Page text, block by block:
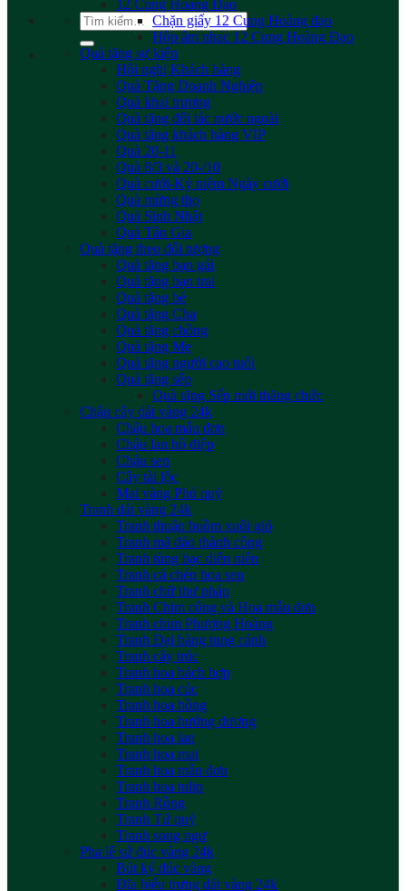
Tìm
kiếm:
12 Cung Hoàng Đạo
Chặn giấy 12 Cung Hoàng đạo
Hộp âm nhac 12 Cung Hoàng Đạo
Quà tặng sự kiện
Hội nghị Khách hàng
Quà Tặng Doanh Nghiệp
Quà khai trương
Quà tặng đối tác nước ngoài
Quà tặng khách hàng VIP
Quà 20-11
Quà 8/3 và 20-/10
Quà cưới-Kỷ niệm Ngày cưới
Quà mừng thọ
Quà Sinh Nhật
Quà Tân Gia
Quà tặng theo đối tượng
Quà tặng bạn gái
Quà tặng bạn trai
Quà tặng bé
Quà tặng Cha
Quà tặng chồng
Quà tặng Mẹ
Quà tặng người cao tuổi
Quà tặng sếp
Quà tặng Sếp mới thăng chức
Chậu cây dát vàng 24k
Chậu hoa mẫu đơn
Chậu lan hồ điệp
Chậu sen
Cây tài lộc
Mai vàng Phú quý
Tranh dát vàng 24k
Tranh thuận buồm xuôi gió
Tranh mã đáo thành công
Tranh tùng hạc diên niên
Tranh cá chép hoa sen
Tranh chữ thư pháp
Tranh Chim công và Hoa mẫu đơn
Tranh chim Phượng Hoàng
Tranh Đại bàng tung cánh
Tranh cây trúc
Tranh hoa bách hợp
Tranh hoa cúc
Tranh hoa hồng
Tranh hoa hướng dương
Tranh hoa lan
Tranh hoa mai
Tranh hoa mẫu đơn
Tranh hoa tulip
Tranh Rồng
Tranh Tứ quý
Tranh song ngư
Pha lê sứ đúc vàng 24k
Bút ký đúc vàng
Đĩa biểu trưng dát vàng 24k